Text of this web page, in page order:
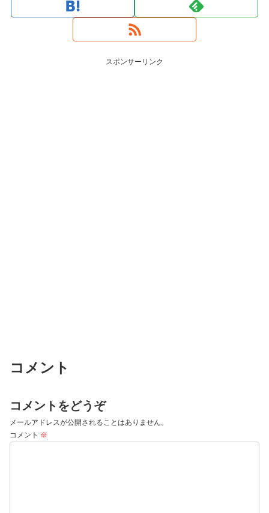
スポンサーリンク
コメント
コメントをどうぞ
メールアドレスが公開されることはありません。
コメント ※